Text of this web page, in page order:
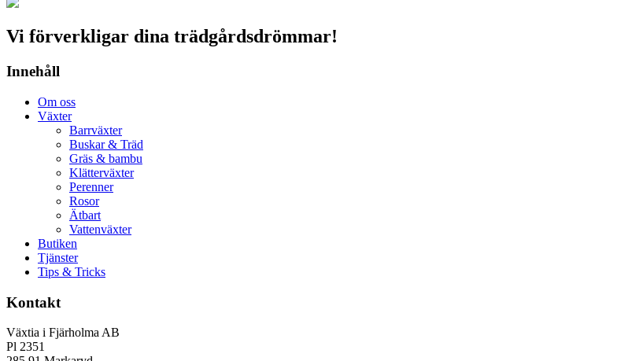
Vi förverkligar dina trädgårdsdrömmar!
Innehåll
Om oss
Växter
Barrväxter
Buskar & Träd
Gräs & bambu
Klätterväxter
Perenner
Rosor
Ätbart
Vattenväxter
Butiken
Tjänster
Tips & Tricks
Kontakt
Växtia i Fjärholma AB
Pl 2351